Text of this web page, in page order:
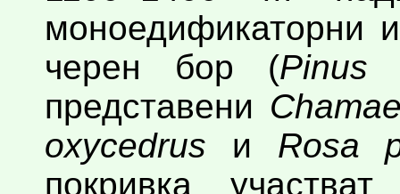
моноедификаторни
черен бор (Pinus
представени
oxycedrus и Rosa
покривка